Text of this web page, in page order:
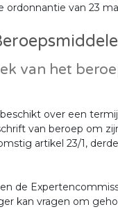
ordonnantie van 23
van het
over een
van beroep om
artikel 23/1,
de
kan vragen om